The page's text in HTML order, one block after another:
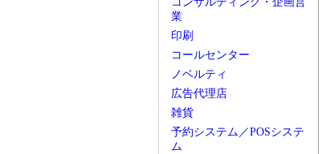
業
印刷
コールセンター
ノベルティ
広告代理店
雑貨
予約システム／POSシステ
ム